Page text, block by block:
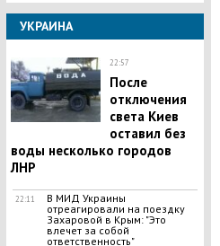
УКРАИНА
22:57
После
отключения
света Киев
оставил без
воды несколько городов
ЛНР
22:11
В МИД Украины
отреагировали на поездку
Захаровой в Крым: "Это
влечет за собой
ответственность"